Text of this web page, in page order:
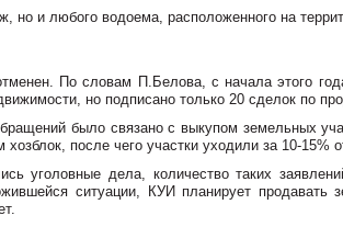
но и любого водоема, расположенного на
По словам П.Белова, с начала этого
но подписано только 20 сделок по
было связано с выкупом земельных
после чего участки уходили за 10-15%
уголовные дела, количество таких
ситуации, КУИ планирует продавать